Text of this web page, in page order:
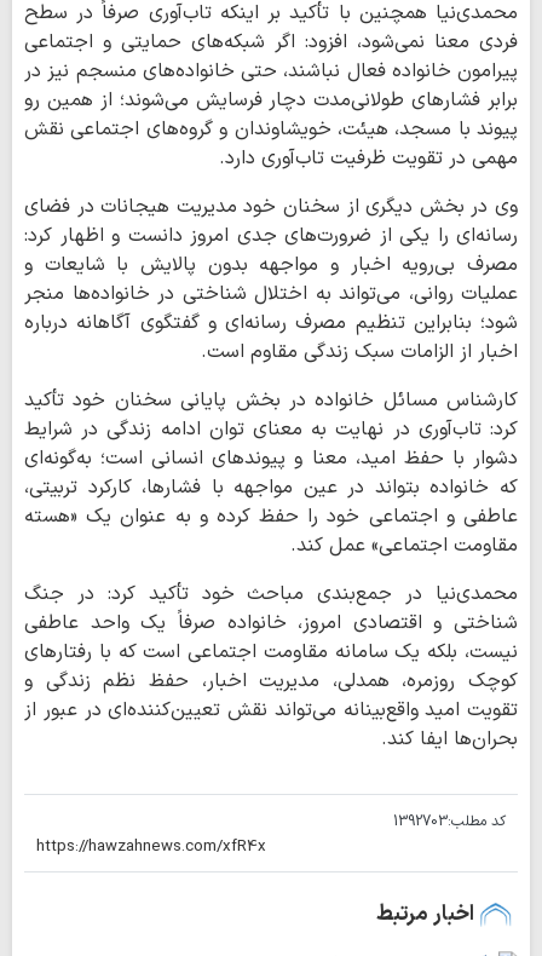
محمدی‌نیا همچنین با تأکید بر اینکه تاب‌آوری صرفاً در سطح
فردی معنا نمی‌شود، افزود: اگر شبکه‌های حمایتی و اجتماعی
پیرامون خانواده فعال نباشند، حتی خانواده‌های منسجم نیز در
برابر فشارهای طولانی‌مدت دچار فرسایش می‌شوند؛ از همین رو
پیوند با مسجد، هیئت، خویشاوندان و گروه‌های اجتماعی نقش
مهمی در تقویت ظرفیت تاب‌آوری دارد.
وی در بخش دیگری از سخنان خود مدیریت هیجانات در فضای
رسانه‌ای را یکی از ضرورت‌های جدی امروز دانست و اظهار کرد:
مصرف بی‌رویه اخبار و مواجهه بدون پالایش با شایعات و
عملیات روانی، می‌تواند به اختلال شناختی در خانواده‌ها منجر
شود؛ بنابراین تنظیم مصرف رسانه‌ای و گفتگوی آگاهانه درباره
اخبار از الزامات سبک زندگی مقاوم است.
کارشناس مسائل خانواده در بخش پایانی سخنان خود تأکید
کرد: تاب‌آوری در نهایت به معنای توان ادامه زندگی در شرایط
دشوار با حفظ امید، معنا و پیوندهای انسانی است؛ به‌گونه‌ای
که خانواده بتواند در عین مواجهه با فشارها، کارکرد تربیتی،
عاطفی و اجتماعی خود را حفظ کرده و به عنوان یک «هسته
مقاومت اجتماعی» عمل کند.
محمدی‌نیا در جمع‌بندی مباحث خود تأکید کرد: در جنگ
شناختی و اقتصادی امروز، خانواده صرفاً یک واحد عاطفی
نیست، بلکه یک سامانه مقاومت اجتماعی است که با رفتارهای
کوچک روزمره، همدلی، مدیریت اخبار، حفظ نظم زندگی و
تقویت امید واقع‌بینانه می‌تواند نقش تعیین‌کننده‌ای در عبور از
بحران‌ها ایفا کند.
کد مطلب:1392703
اخبار مرتبط